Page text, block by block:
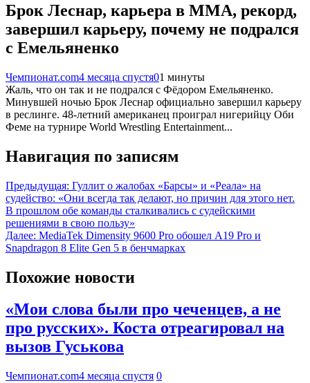
Брок Леснар, карьера в ММА, рекорд,
завершил карьеру, почему не подрался
с Емельяненко
Чемпионат.com4 месяца спустя01 минуты
Жаль, что он так и не подрался с Фёдором Емельяненко.
Минувшей ночью Брок Леснар официально завершил карьеру
в реслинге. 48-летний американец проиграл нигерийцу Оби
Феме на турнире World Wrestling Entertainment...
Навигация по записям
Предыдущая: Гуллит о жалобах «Барсы» и «Реала» на
судейство: «Они всегда так делают, но причин для этого нет.
В прошлом обе команды сталкивались с судейскими
решениями в свою пользу»
Далее: MediaTek Dimensity 9600 Pro обошел A19 Pro и
Snapdragon 8 Elite Gen 5 в бенчмарках
Похожие новости
«Мои слова были про чеченцев, а не
про русских». Коста отреагировал на
вызов Гуськова
Чемпионат.com4 месяца спустя 0